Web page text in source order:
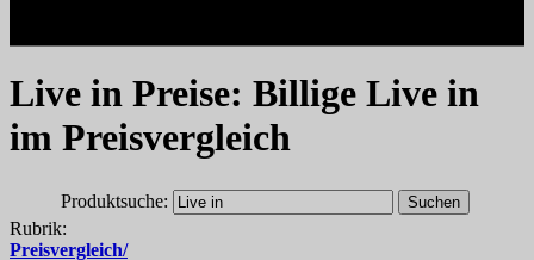
Live in Preise: Billige Live in
im Preisvergleich
Produktsuche:
Rubrik:
Preisvergleich/